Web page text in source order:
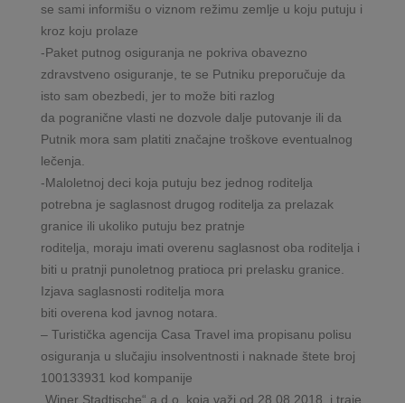
se sami informišu o viznom režimu zemlje u koju putuju i
kroz koju prolaze
-Paket putnog osiguranja ne pokriva obavezno
zdravstveno osiguranje, te se Putniku preporučuje da
isto sam obezbedi, jer to može biti razlog
da pogranične vlasti ne dozvole dalje putovanje ili da
Putnik mora sam platiti značajne troškove eventualnog
lečenja.
-Maloletnoj deci koja putuju bez jednog roditelja
potrebna je saglasnost drugog roditelja za prelazak
granice ili ukoliko putuju bez pratnje
roditelja, moraju imati overenu saglasnost oba roditelja i
biti u pratnji punoletnog pratioca pri prelasku granice.
Izjava saglasnosti roditelja mora
biti overena kod javnog notara.
– Turistička agencija Casa Travel ima propisanu polisu
osiguranja u slučajiu insolventnosti i naknade štete broj
100133931 kod kompanije
„Winer Stadtische“ a.d.o. koja važi od 28.08.2018. i traje